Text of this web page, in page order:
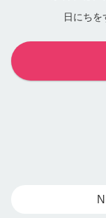
日にちを